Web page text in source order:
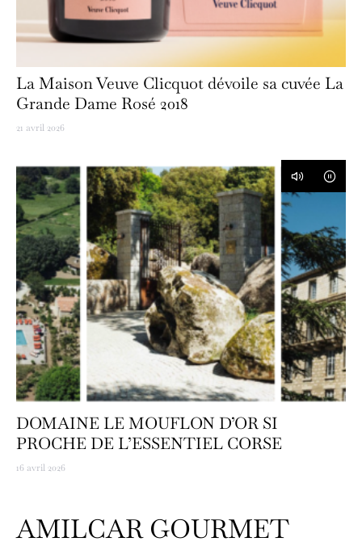
La Maison Veuve Clicquot dévoile sa cuvée La
Grande Dame Rosé 2018
21 avril 2026
DOMAINE LE MOUFLON D’OR SI
PROCHE DE L’ESSENTIEL CORSE
16 avril 2026
AMILCAR GOURMET